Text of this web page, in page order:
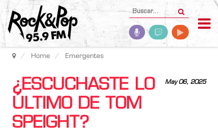
Home Emergentes
May 06, 2025
¿ESCUCHASTE LO
ÚLTIMO DE TOM
SPEIGHT?